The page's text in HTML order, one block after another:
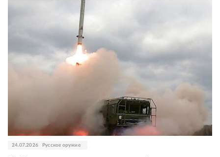
24.07.2026 Русское оружие